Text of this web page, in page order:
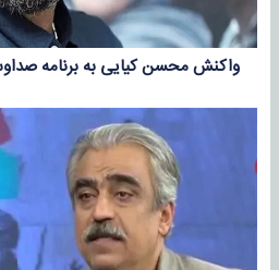
واکنش محسن کیایی به برنامه